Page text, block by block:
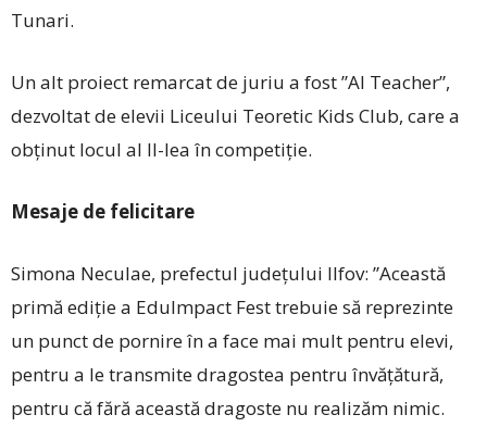
Tunari.
Un alt proiect remarcat de juriu a fost ”AI Teacher”,
dezvoltat de elevii Liceului Teoretic Kids Club, care a
obținut locul al II-lea în competiție.
Mesaje de felicitare
Simona Neculae, prefectul județului Ilfov: ”Această
primă ediție a EduImpact Fest trebuie să reprezinte
un punct de pornire în a face mai mult pentru elevi,
pentru a le transmite dragostea pentru învățătură,
pentru că fără această dragoste nu realizăm nimic.